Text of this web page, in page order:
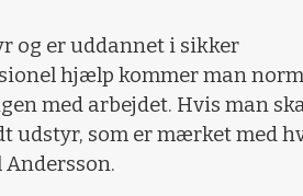
og er uddannet i sikker
hjælp kommer man
med arbejdet. Hvis man
udstyr, som er mærket med